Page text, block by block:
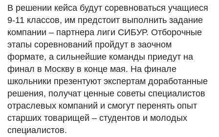
В решении кейса будут соревноваться учащиеся
9-11 классов, им предстоит выполнить задание
компании – партнера лиги СИБУР. Отборочные
этапы соревнований пройдут в заочном
формате, а сильнейшие команды приедут на
финал в Москву в конце мая. На финале
школьники презентуют экспертам доработанные
решения, получат ценные советы специалистов
отраслевых компаний и смогут перенять опыт
старших товарищей – студентов и молодых
специалистов.